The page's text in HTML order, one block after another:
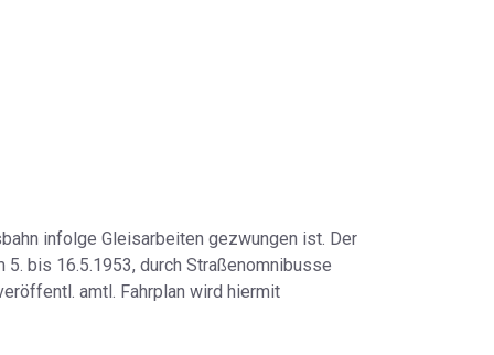
infolge Gleisarbeiten gezwungen ist. Der
bis 16.5.1953, durch Straßenomnibusse
amtl. Fahrplan wird hiermit